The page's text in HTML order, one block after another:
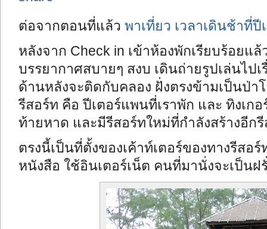
ต่อจากตอนที่แล้ว พาเที่ยว เวลาเดินช้าที่
หลังจาก Check in เข้าห้องพักเรียบร้อยแ
บรรยากาศสบายๆ สงบ เดินถ่ายรูปเล่นไป
ด้านหลังจะติดกับคลอง ฝั่งตรงข้ามเป็นป่า
รีสอร์ท คือ ปีเตอร์แพนที่เราพัก และ ทิงเก
ท้ายหาด และมีรีสอร์ทใหม่ที่กำลังสร้างอีก
ตรงนี้เป็นที่ตั้งของเค้าท์เตอร์ของทางรีสอ
หนังสือ ใช้อินเตอร์เน็ต คนที่มานั่งจะเป็น